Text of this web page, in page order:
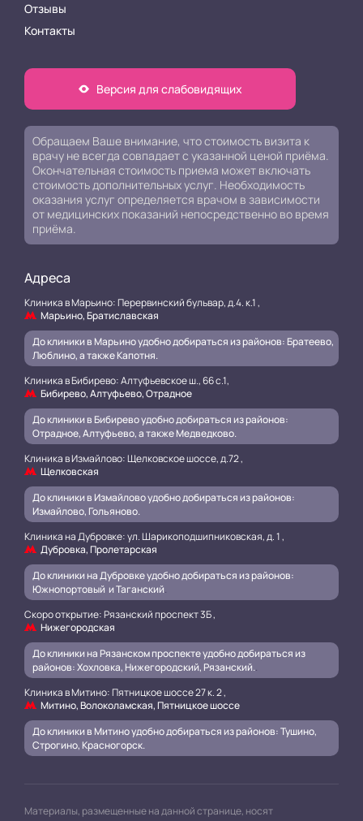
Отзывы
Контакты
Версия для слабовидящих
Обращаем Ваше внимание, что стоимость визита к
врачу не всегда совпадает с указанной ценой приёма.
Окончательная стоимость приема может включать
стоимость дополнительных услуг. Необходимость
оказания услуг определяется врачом в зависимости
от медицинских показаний непосредственно во время
приёма.
Адреса
Клиника в Марьино: Перервинский бульвар, д.4. к.1 ,
Марьино, Братиславская
До клиники в Марьино удобно добираться из районов: Братеево,
Люблино, а также Капотня.
Клиника в Бибирево: Алтуфьевское ш., 66 с.1,
Бибирево, Алтуфьево, Отрадное
До клиники в Бибирево удобно добираться из районов:
Отрадное, Алтуфьево, а также Медведково.
Клиника в Измайлово: Щелковское шоссе, д.72 ,
Щелковская
До клиники в Измайлово удобно добираться из районов:
Измайлово, Гольяново.
Клиника на Дубровке: ул. Шарикоподшипниковская, д. 1 ,
Дубровка, Пролетарская
До клиники на Дубровке удобно добираться из районов:
Южнопортовый и Таганский.
Скоро открытие: Рязанский проспект 3Б ,
Нижегородская
До клиники на Рязанском проспекте удобно добираться из
районов: Хохловка, Нижегородский, Рязанский..
Клиника в Митино: Пятницкое шоссе 27 к. 2 ,
Митино, Волоколамская, Пятницкое шоссе
До клиники в Митино удобно добираться из районов: Тушино,
Строгино, Красногорск.
Материалы, размещенные на данной странице, носят